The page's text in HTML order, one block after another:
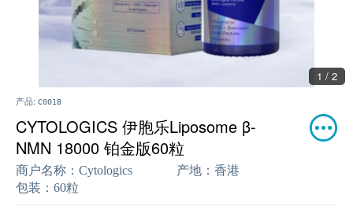
1 / 2
产品: C0018
CYTOLOGICS 伊胞乐Liposome β-
NMN 18000 铂金版60粒
商户名称： Cytologics 产地： 香港
包装： 60粒